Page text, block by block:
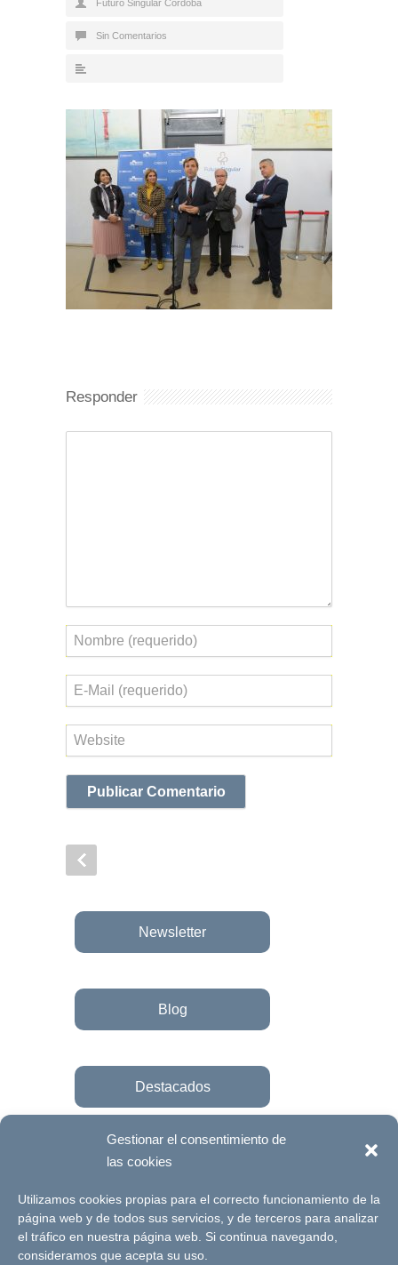
Gestionar el consentimiento de
las cookies
Utilizamos cookies propias para el correcto funcionamiento de la
página web y de todos sus servicios, y de terceros para analizar
el tráfico en nuestra página web. Si continua navegando,
consideramos que acepta su uso.
Futuro Singular Córdoba
Sin Comentarios
Responder
Nombre
Correo
electrónico
Web
Newsletter
Blog
Destacados
Únete a la fundación
© Futuro Singular Córdoba 2017. Web